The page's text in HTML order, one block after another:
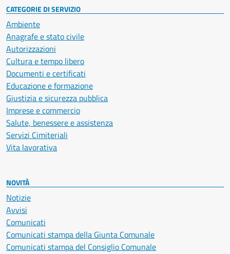
CATEGORIE DI SERVIZIO
Ambiente
Anagrafe e stato civile
Autorizzazioni
Cultura e tempo libero
Documenti e certificati
Educazione e formazione
Giustizia e sicurezza pubblica
Imprese e commercio
Salute, benessere e assistenza
Servizi Cimiteriali
Vita lavorativa
NOVITÀ
Notizie
Avvisi
Comunicati
Comunicati stampa della Giunta Comunale
Comunicati stampa del Consiglio Comunale